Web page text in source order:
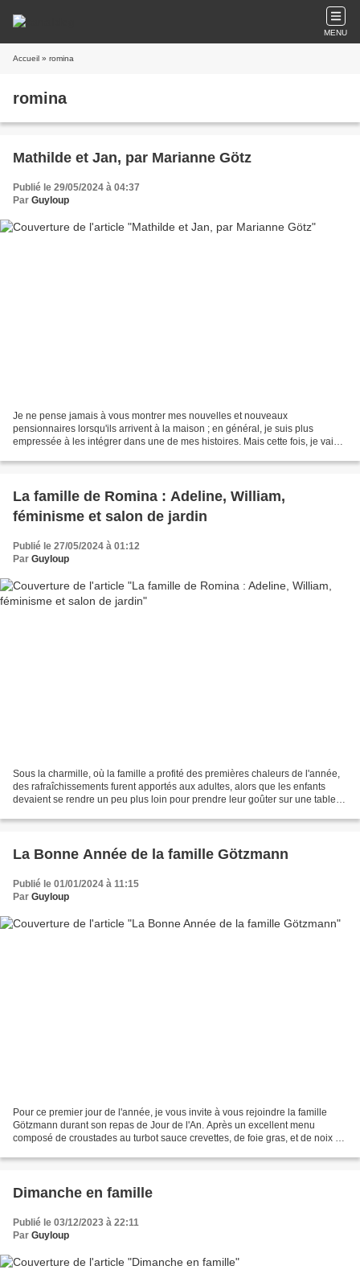
MENU
Accueil » romina
romina
Mathilde et Jan, par Marianne Götz
Publié le 29/05/2024 à 04:37
Par Guyloup
Je ne pense jamais à vous montrer mes nouvelles et nouveaux
pensionnaires lorsqu'ils arrivent à la maison ; en général, je suis plus
empressée à les intégrer dans une de mes histoires. Mais cette fois, je vais
La famille de Romina : Adeline, William,
féminisme et salon de jardin
Publié le 27/05/2024 à 01:12
Par Guyloup
Sous la charmille, où la famille a profité des premières chaleurs de l'année,
des rafraîchissements furent apportés aux adultes, alors que les enfants
devaient se rendre un peu plus loin pour prendre leur goûter sur une table
La Bonne Année de la famille Götzmann
Publié le 01/01/2024 à 11:15
Par Guyloup
Pour ce premier jour de l'année, je vous invite à vous rejoindre la famille
Götzmann durant son repas de Jour de l'An. Après un excellent menu
composé de croustades au turbot sauce crevettes, de foie gras, et de noix de
Dimanche en famille
Publié le 03/12/2023 à 22:11
Par Guyloup